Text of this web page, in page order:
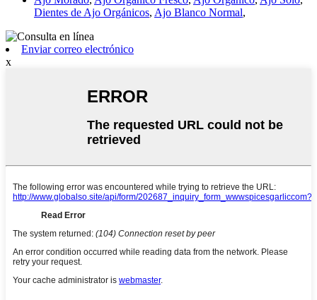
Dientes de Ajo Orgánicos, Ajo Blanco Normal,
Enviar correo electrónico
x